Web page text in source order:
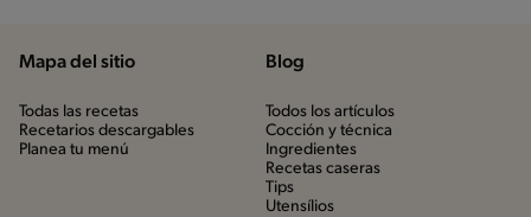
Mapa del sitio
Todas las recetas
Recetarios descargables
Planea tu menú
Blog
Todos los artículos
Cocción y técnica
Ingredientes
Recetas caseras
Tips
Utensílios